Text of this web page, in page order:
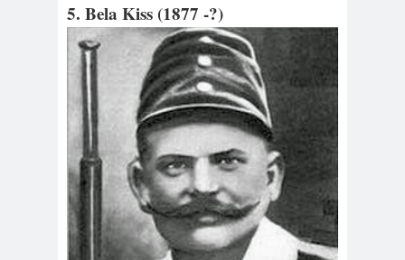
5. Bela Kiss (1877 -?)